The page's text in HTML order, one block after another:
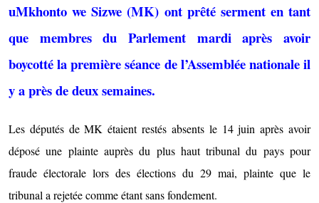
uMkhonto we Sizwe (MK) ont prêté serment en tant
que membres du Parlement mardi après avoir
boycotté la première séance de l’Assemblée nationale il
y a près de deux semaines.
Les députés de MK étaient restés absents le 14 juin après avoir
déposé une plainte auprès du plus haut tribunal du pays pour
fraude électorale lors des élections du 29 mai, plainte que le
tribunal a rejetée comme étant sans fondement.